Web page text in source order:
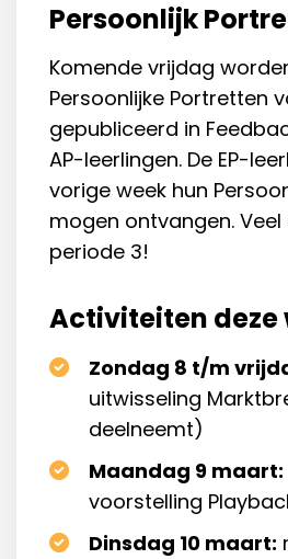
Persoonlijk
Komende vrijdag
Persoonlijke Portretten
gepubliceerd in
AP-leerlingen. De EP-
vorige week hun
mogen ontvangen. Veel
periode 3!
Activiteiten deze
Zondag 8 t/m
uitwisseling
deelneemt)
Maandag 9 maart:
voorstelling
Dinsdag 10 maart: